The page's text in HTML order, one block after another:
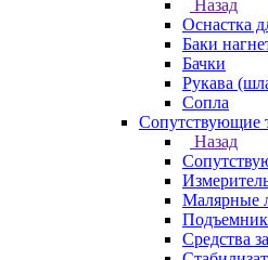
Назад
Оснастка
Баки
Бачки
Рукава
Сопла
Сопутствующие
Назад
Малярные
Средства